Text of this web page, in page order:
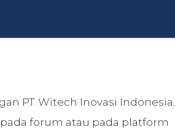
PT. Witech Inovasi Indonesia.
forum atau pada platform